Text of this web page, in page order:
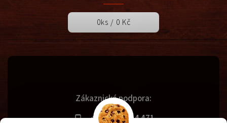
Zákaznická podpora:
+420 731 614 471
0ks / 0 Kč